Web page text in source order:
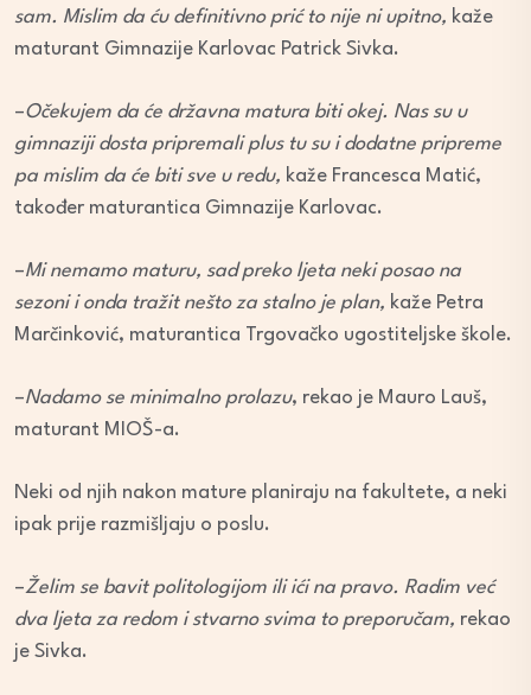
sam. Mislim da ću definitivno prić to nije ni upitno, kaže
maturant Gimnazije Karlovac Patrick Sivka.
–Očekujem da će državna matura biti okej. Nas su u
gimnaziji dosta pripremali plus tu su i dodatne pripreme
pa mislim da će biti sve u redu, kaže Francesca Matić,
također maturantica Gimnazije Karlovac.
–Mi nemamo maturu, sad preko ljeta neki posao na
sezoni i onda tražit nešto za stalno je plan, kaže Petra
Marčinković, maturantica Trgovačko ugostiteljske škole.
–Nadamo se minimalno prolazu, rekao je Mauro Lauš,
maturant MIOŠ-a.
Neki od njih nakon mature planiraju na fakultete, a neki
ipak prije razmišljaju o poslu.
–Želim se bavit politologijom ili ići na pravo. Radim već
dva ljeta za redom i stvarno svima to preporučam, rekao
je Sivka.